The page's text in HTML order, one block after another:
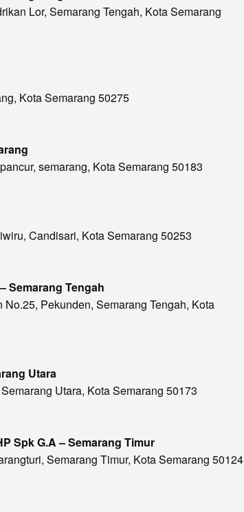
Lor, Semarang Tengah, Kota Semarang
Kota Semarang 50275
semarang, Kota Semarang 50183
Candisari, Kota Semarang 50253
Semarang Tengah
Pekunden, Semarang Tengah, Kota
Utara
Utara, Kota Semarang 50173
Spk G.A – Semarang Timur
Semarang Timur, Kota Semarang 50124